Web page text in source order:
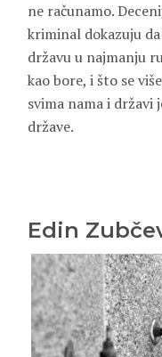
ne računamo.
kriminal dokazuju
državu u najmanju
kao bore, i što se
svima nama i državi
države.
Edin